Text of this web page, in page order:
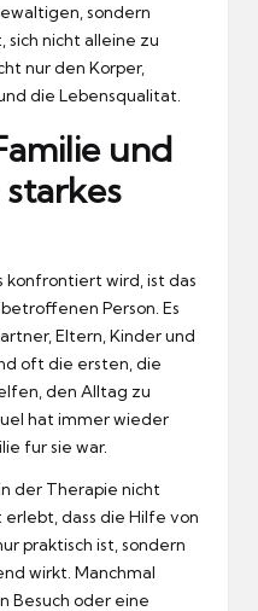
sondern
sich nicht alleine zu
nur den Korper,
die Lebensqualitat.
und
konfrontiert wird, ist das
Person. Es
Eltern, Kinder und
oft die ersten, die
den Alltag zu
hat immer wieder
fur sie war.
der Therapie nicht
erlebt, dass die Hilfe von
praktisch ist, sondern
wirkt. Manchmal
Besuch oder eine